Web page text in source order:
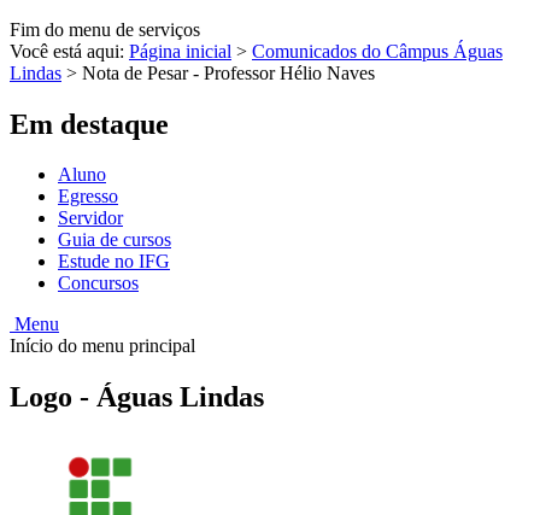
Fim do menu de serviços
Você está aqui: Página inicial > Comunicados do Câmpus Águas
Lindas > Nota de Pesar - Professor Hélio Naves
Em destaque
Aluno
Egresso
Servidor
Guia de cursos
Estude no IFG
Concursos
Menu
Início do menu principal
Logo - Águas Lindas